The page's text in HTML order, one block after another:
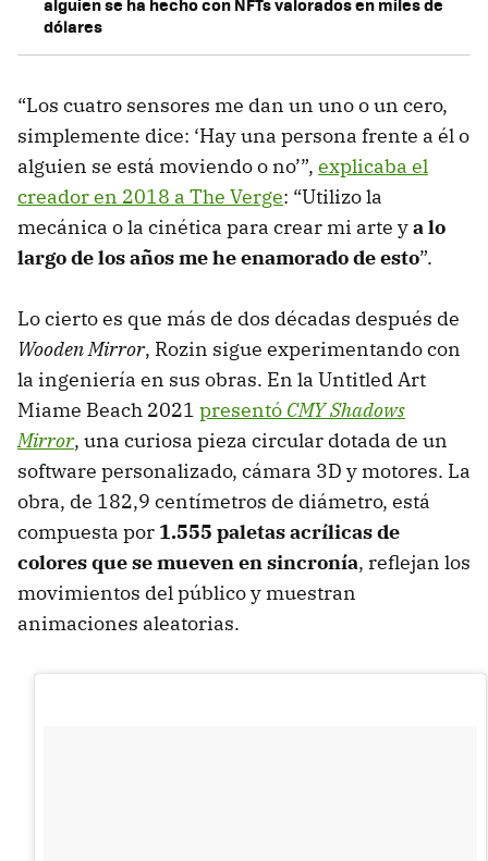
dólares
“Los cuatro sensores me dan un uno o un cero,
simplemente dice: ‘Hay una persona frente a él o
alguien se está moviendo o no’”, explicaba el
creador en 2018 a The Verge: “Utilizo la
mecánica o la cinética para crear mi arte ya lo
largo de los años me he enamorado de esto”.
Lo cierto es que más de dos décadas después de
Wooden Mirror, Rozin sigue experimentando con
la ingeniería en sus obras. En la Untitled Art
Miame Beach 2021 presentó CMY Shadows
Mirror, una curiosa pieza circular dotada de un
software personalizado, cámara 3D y motores. La
obra, de 182,9 centímetros de diámetro, está
compuesta por 1.555 paletas acrílicas de
colores que se mueven en sincronía, reflejan los
movimientos del público y muestran
animaciones aleatorias.